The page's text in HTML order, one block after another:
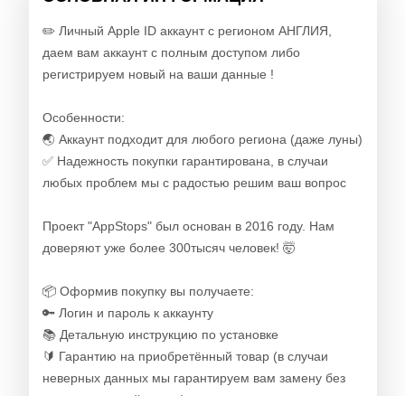
✏️ Личный Apple ID аккаунт с регионом АНГЛИЯ,
даем вам аккаунт с полным доступом либо
регистрируем новый на ваши данные !
Особенности:
🌏 Аккаунт подходит для любого региона (даже луны)
✅ Надежность покупки гарантирована, в случаи
любых проблем мы с радостью решим ваш вопрос
Проект "AppStops" был основан в 2016 году. Нам
доверяют уже более 300тысяч человек! 🤯
📦 Оформив покупку вы получаете:
🔑 Логин и пароль к аккаунту
📚 Детальную инструкцию по установке
🔰 Гарантию на приобретённый товар (в случаи
неверных данных мы гарантируем вам замену без